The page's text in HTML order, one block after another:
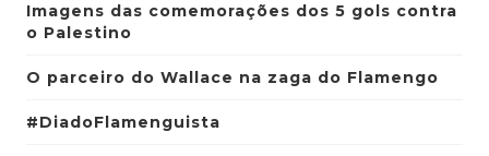
Imagens das comemorações dos 5 gols contra
o Palestino
O parceiro do Wallace na zaga do Flamengo
#DiadoFlamenguista